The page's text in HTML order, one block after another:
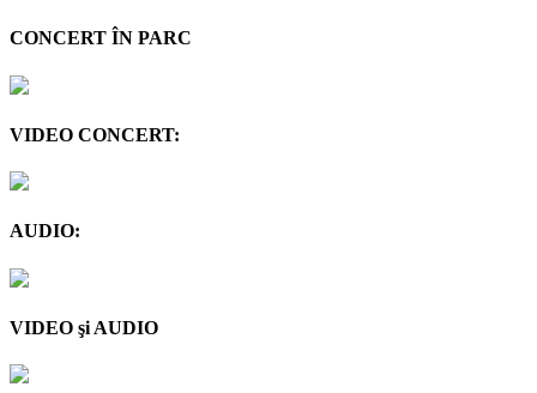
CONCERT ÎN PARC
VIDEO CONCERT:
AUDIO:
VIDEO şi AUDIO